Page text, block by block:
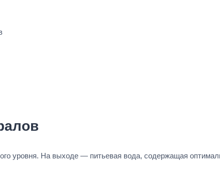
уровня. На выходе — питьевая вода, содержащая